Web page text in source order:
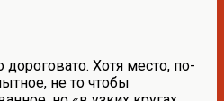
дороговато. Хотя место, по-
не то чтобы